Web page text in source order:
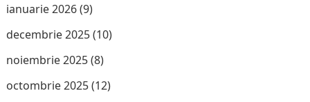
ianuarie 2026(9)
decembrie 2025(10)
noiembrie 2025(8)
octombrie 2025(12)